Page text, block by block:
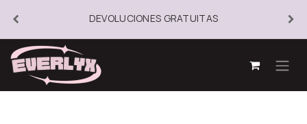
DEVOLUCIONES GRATUITAS